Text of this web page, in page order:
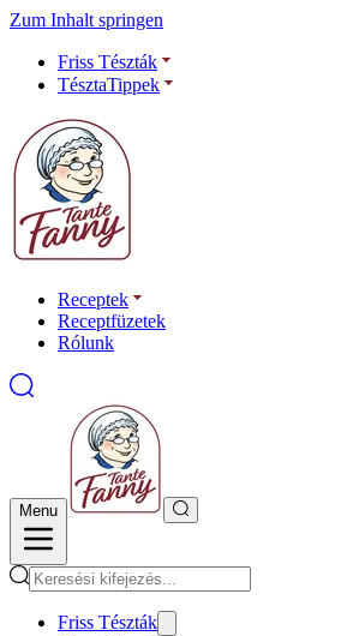
Zum Inhalt springen
Friss Tészták
TésztaTippek
Receptek
Receptfüzetek
Rólunk
Menu
Friss Tészták